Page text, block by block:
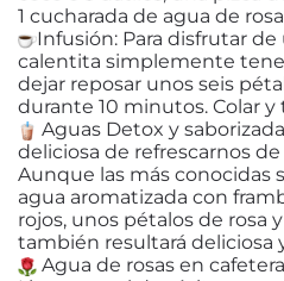
1 cucharada de agua de
Infusión: Para disfrutar de
calentita simplemente
dejar reposar unos seis
durante 10 minutos. Colar
Aguas Detox y
deliciosa de refrescarnos
Aunque las más conocidas
agua aromatizada con
rojos, unos pétalos de rosa
también resultará deliciosa
Agua de rosas en